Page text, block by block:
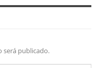
será publicado.